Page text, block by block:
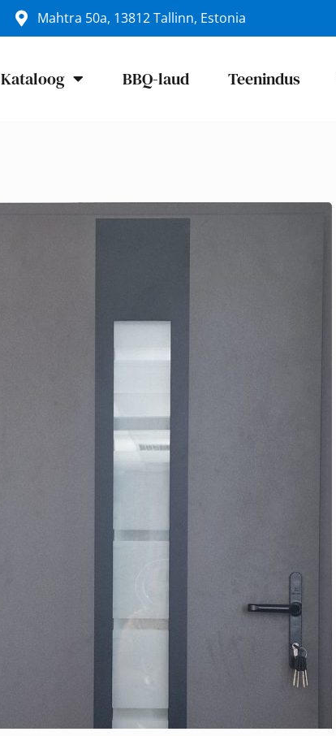
Mahtra 50a, 13812 Tallinn, Estonia
Kataloog BBQ-laud Teenindus